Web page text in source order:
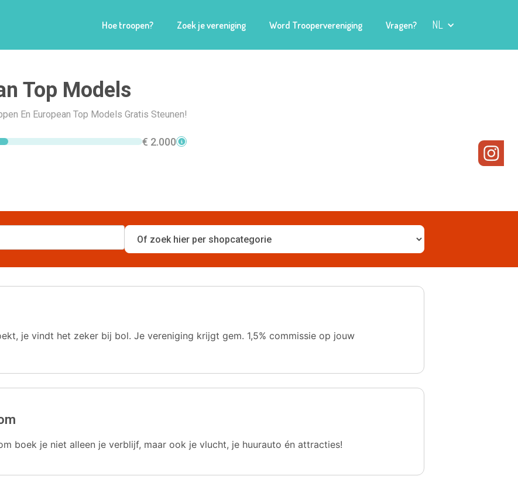
Hoe troopen? Zoek je vereniging Word Troopervereniging Vragen? NL
Top Models
En European Top Models Gratis Steunen!
€ 2.000
je vindt het zeker bij bol. Je vereniging krijgt gem. 1,5% commissie op jouw
boek je niet alleen je verblijf, maar ook je vlucht, je huurauto én attracties!